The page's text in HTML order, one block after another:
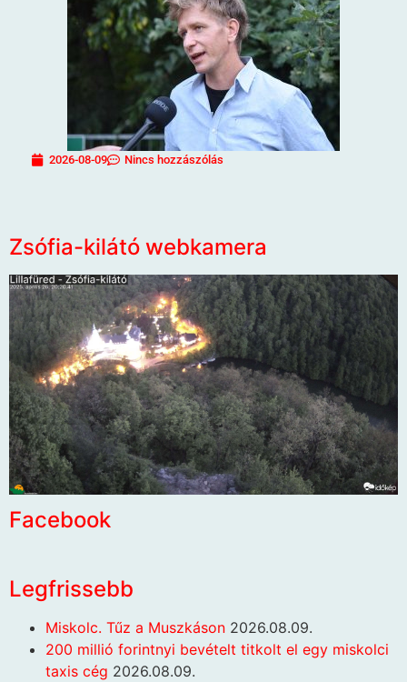
2026-08-09 Nincs hozzászólás
Zsófia-kilátó webkamera
Facebook
Legfrissebb
Miskolc. Tűz a Muszkáson 2026.08.09.
200 millió forintnyi bevételt titkolt el egy miskolci
taxis cég 2026.08.09.